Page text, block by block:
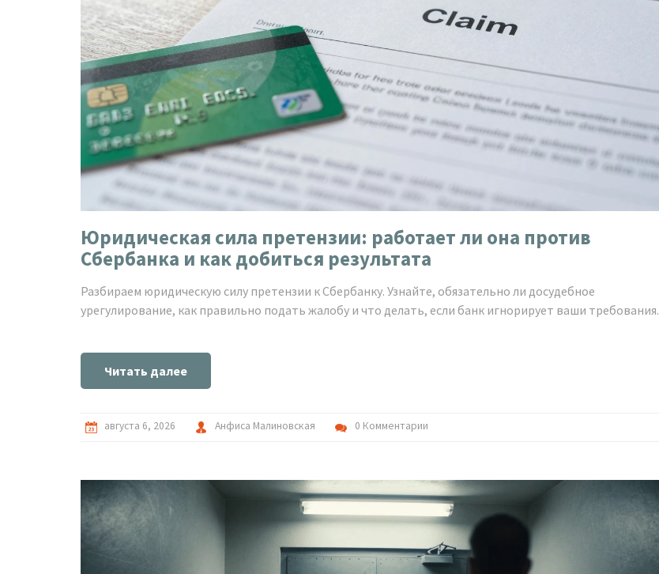
Юридическая сила претензии: работает ли она против
Сбербанка и как добиться результата
Разбираем юридическую силу претензии к Сбербанку. Узнайте, обязательно ли досудебное
урегулирование, как правильно подать жалобу и что делать, если банк игнорирует ваши требования.
Читать далее
августа 6, 2026 Анфиса Малиновская 0 Комментарии